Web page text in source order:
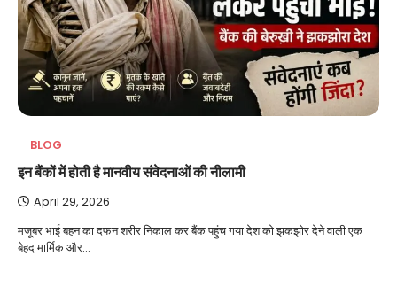
BLOG
इन बैंकों में होती है मानवीय संवेदनाओं की नीलामी
April 29, 2026
मजूबर भाई बहन का दफन शरीर निकाल कर बैंक पहुंच गया देश को झकझोर देने वाली एक
बेहद मार्मिक और…